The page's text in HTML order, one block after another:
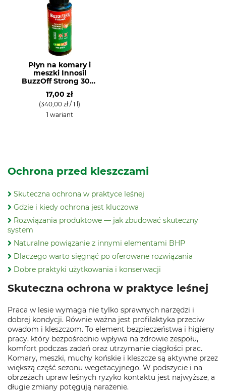
Płyn na komary i
meszki Innosil
BuzzOff Strong 30%,
atomizer
17,00 zł
(340,00 zł / 1 l)
1 wariant
Ochrona przed kleszczami
Skuteczna ochrona w praktyce leśnej
Gdzie i kiedy ochrona jest kluczowa
Rozwiązania produktowe — jak zbudować skuteczny
system
Naturalne powiązanie z innymi elementami BHP
Dlaczego warto sięgnąć po oferowane rozwiązania
Dobre praktyki użytkowania i konserwacji
Skuteczna ochrona w praktyce leśnej
Praca w lesie wymaga nie tylko sprawnych narzędzi i
dobrej kondycji. Równie ważna jest profilaktyka przeciw
owadom i kleszczom. To element bezpieczeństwa i higieny
pracy, który bezpośrednio wpływa na zdrowie zespołu,
komfort podczas zadań oraz utrzymanie ciągłości prac.
Komary, meszki, muchy końskie i kleszcze są aktywne przez
większą część sezonu wegetacyjnego. W podszycie i na
obrzeżach upraw leśnych ryzyko kontaktu jest najwyższe, a
długie zmiany potęgują narażenie.